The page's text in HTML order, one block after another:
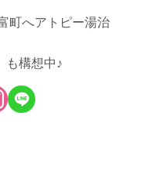
町へアトピー湯治
も構想中♪